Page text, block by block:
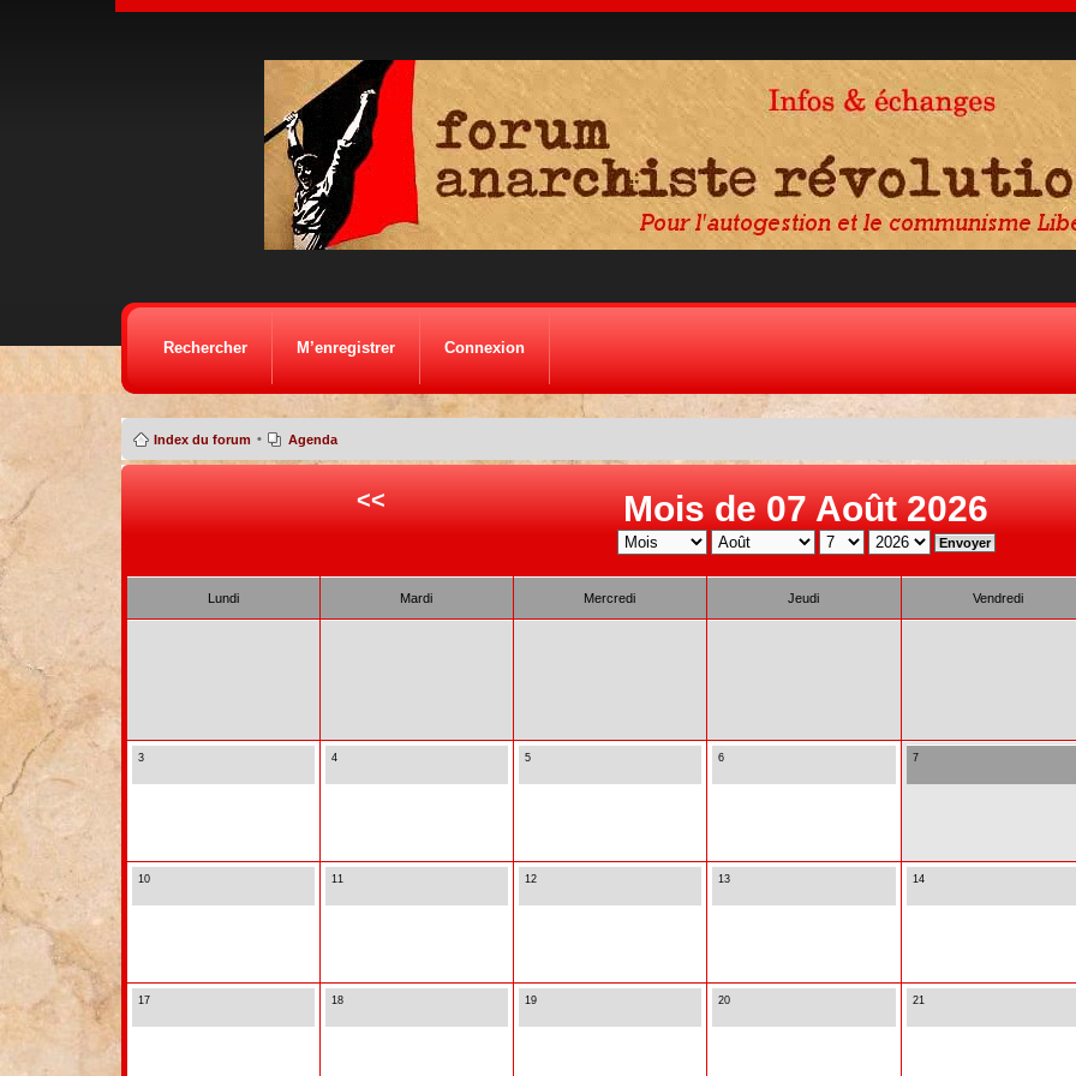
Rechercher M’enregistrer Connexion
Index du forum • Agenda
<< Mois de 07 Août 2026
Lundi Mardi Mercredi Jeudi Vendredi
3 4 5 6 7
10 11 12 13 14
17 18 19 20 21